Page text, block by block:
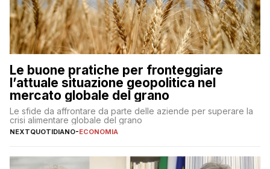
Le buone pratiche per fronteggiare
l’attuale situazione geopolitica nel
mercato globale del grano
Le sfide da affrontare da parte delle aziende per superare la
crisi alimentare globale del grano
NEXTQUOTIDIANO-ECONOMIA